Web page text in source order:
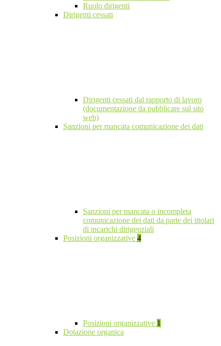
Ruolo dirigenti
Dirigenti cessati
Dirigenti cessati dal rapporto di lavoro
(documentazione da pubblicare sul sito
web)
Sanzioni per mancata comunicazione dei dati
Sanzioni per mancata o incompleta
comunicazione dei dati da parte dei titolari
di incarichi dirigenziali
Posizioni organizzative 4
Posizioni organizzative 1
Dotazione organica